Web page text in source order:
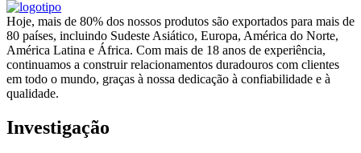
Hoje, mais de 80% dos nossos produtos são exportados para mais de
80 países, incluindo Sudeste Asiático, Europa, América do Norte,
América Latina e África. Com mais de 18 anos de experiência,
continuamos a construir relacionamentos duradouros com clientes
em todo o mundo, graças à nossa dedicação à confiabilidade e à
qualidade.
Investigação